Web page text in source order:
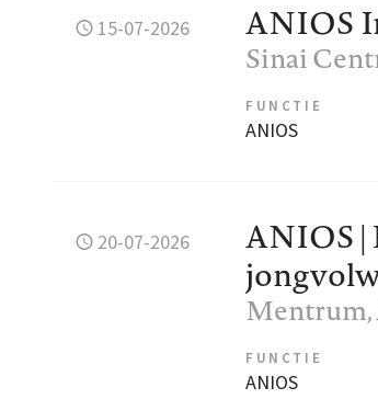
15-07-2026 ANIOS
Sinai
FUNCTIE
ANIOS
20-07-2026
ANIOS |
Mentrum
FUNCTIE
ANIOS